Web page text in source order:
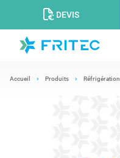
DEVIS
Accueil Produits Réfrigération